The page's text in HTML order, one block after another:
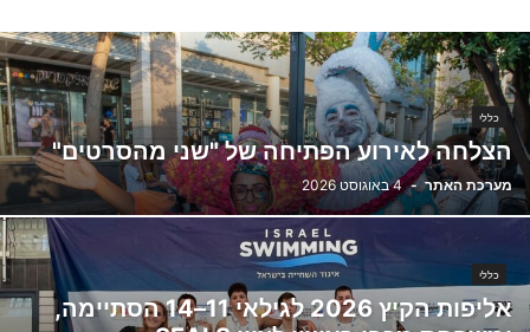
כללי
הצלחה לאירוע הפתיחה של "שני מהסרטים"
מערכת האתר - 4 באוגוסט 2026
כללי
אליפות הקיץ 2026 לגילאי 11–14 הסתיימה,